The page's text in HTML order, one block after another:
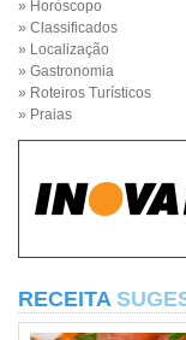
» Horóscopo
» Classificados
» Localização
» Gastronomia
» Roteiros Turísticos
» Praias
RECEITA